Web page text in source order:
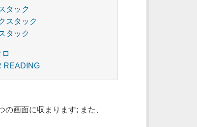
タック
スタック
タック
READING
画面に収まります; また、